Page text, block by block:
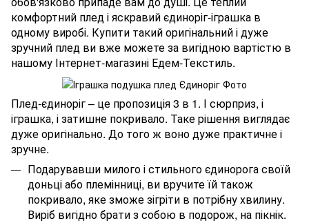
комфортний плед і яскравий єдиноріг-іграшка в
одному виробі. Купити такий оригінальний і дуже
зручний плед ви вже можете за вигідною вартістю в
нашому Інтернет-магазині Едем-Текстиль.
Плед-єдиноріг – це пропозиція 3 в 1. І сюрприз, і
іграшка, і затишне покривало. Таке рішення виглядає
дуже оригінально. До того ж воно дуже практичне і
зручне.
Подарувавши милого і стильного єдинорога своїй
доньці або племінниці, ви вручите їй також
покривало, яке зможе зігріти в потрібну хвилину.
Виріб вигідно брати з собою в подорож, на пікнік.